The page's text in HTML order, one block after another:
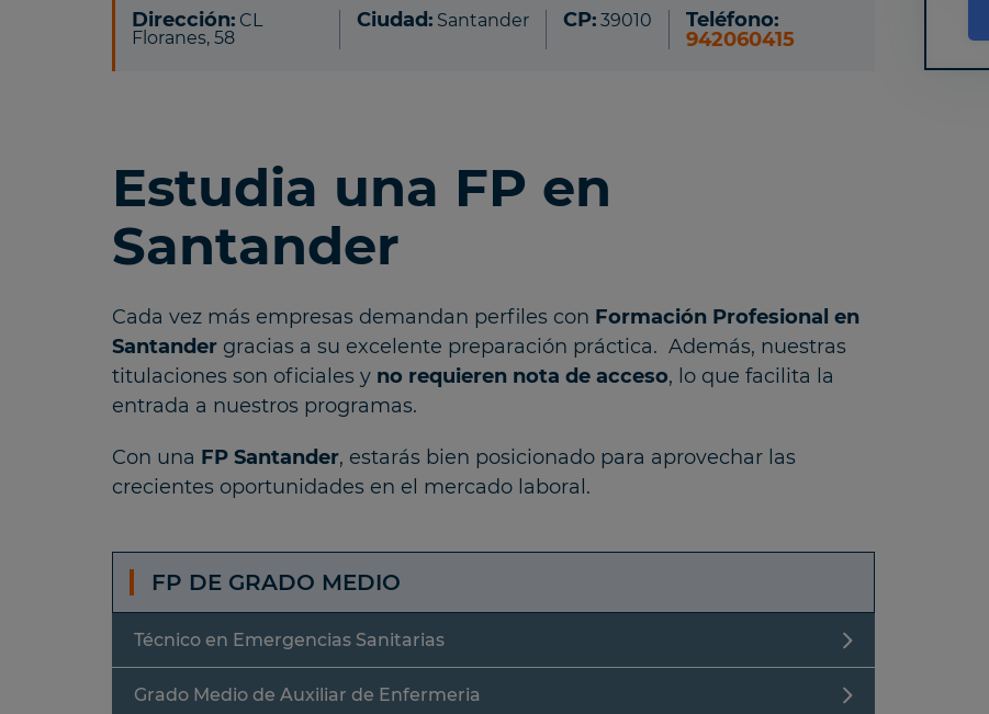
Dirección: CL
Floranes, 58
Ciudad: Santander CP: 39010
Teléfono:
942060415
Estudia una FP en
Santander
Cada vez más empresas demandan perfiles con Formación Profesional en
Santander gracias a su excelente preparación práctica. Además, nuestras
titulaciones son oficiales y no requieren nota de acceso, lo que facilita la
entrada a nuestros programas.
Con una FP Santander, estarás bien posicionado para aprovechar las
crecientes oportunidades en el mercado laboral.
FP DE GRADO MEDIO
Técnico en Emergencias Sanitarias
Grado Medio de Auxiliar de Enfermeria